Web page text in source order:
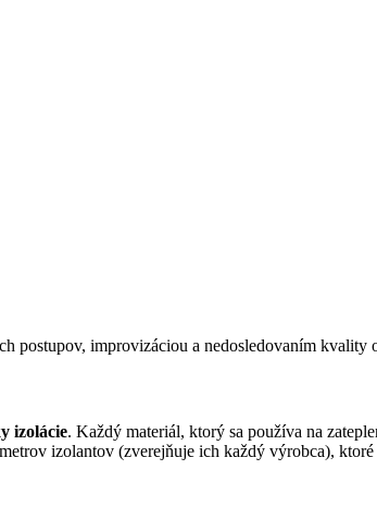
postupov, improvizáciou a nedosledovaním
izolácie. Každý materiál, ktorý sa používa na
izolantov (zverejňuje ich každý výrobca),